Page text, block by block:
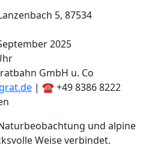
5, 87534
2025
GmbH u. Co
| ☎️ +49 8386 8222
und alpine
Weise verbindet.